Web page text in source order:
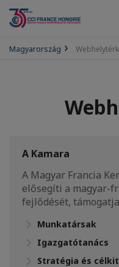
Magyarország
A Kamara
A Magyar Francia
elősegíti a magyar-
fejlődését,
Munkatársak
Igazgatótanács
Stratégia és